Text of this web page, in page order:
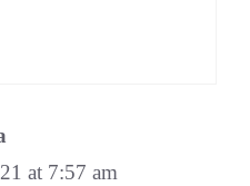
at 7:57 am